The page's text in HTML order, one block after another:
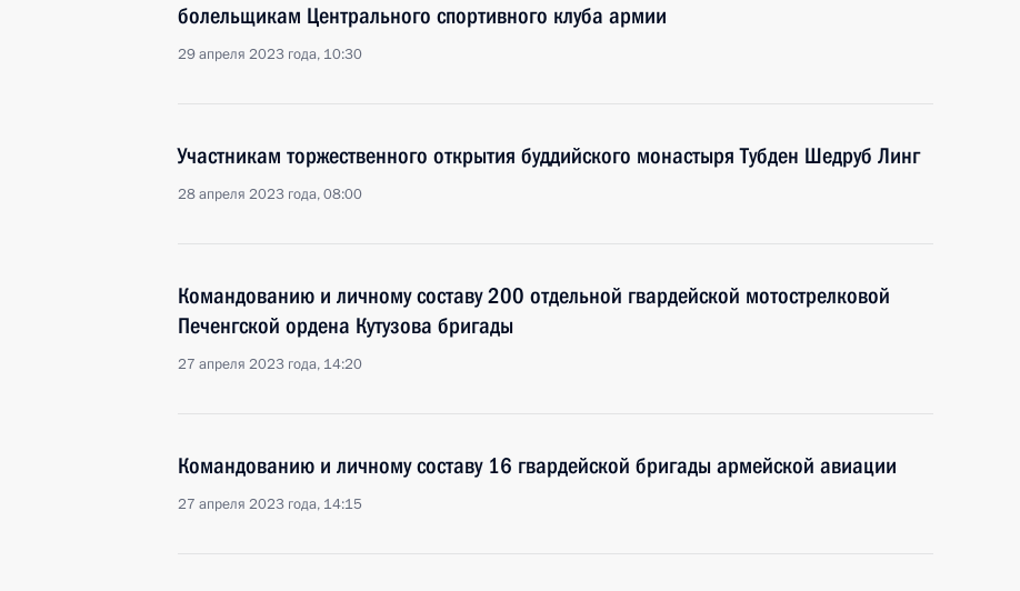
болельщикам Центрального спортивного клуба армии
29 апреля 2023 года, 10:30
Участникам торжественного открытия буддийского монастыря Тубден Шедруб Линг
28 апреля 2023 года, 08:00
Командованию и личному составу 200 отдельной гвардейской мотострелковой
Печенгской ордена Кутузова бригады
27 апреля 2023 года, 14:20
Командованию и личному составу 16 гвардейской бригады армейской авиации
27 апреля 2023 года, 14:15